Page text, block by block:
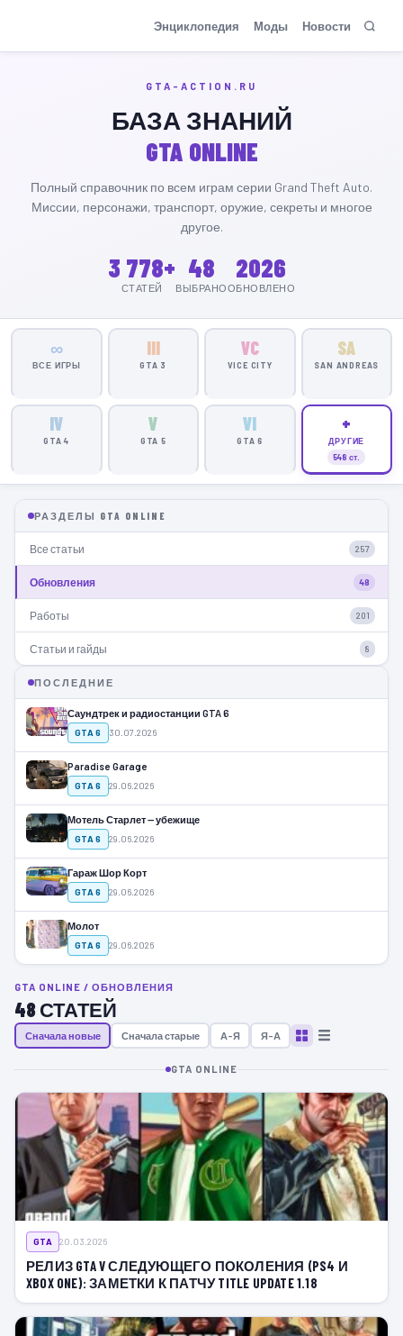
Энциклопедия Моды Новости
GTA-ACTION.RU
БАЗА ЗНАНИЙ
GTA ONLINE
Полный справочник по всем играм серии Grand Theft Auto.
Миссии, персонажи, транспорт, оружие, секреты и многое
другое.
3 778+
СТАТЕЙ
48
ВЫБРАНО
2026
ОБНОВЛЕНО
∞
ВСЕ ИГРЫ
III
GTA 3
VC
VICE CITY
SA
SAN ANDREAS
IV
GTA 4
V
GTA 5
VI
GTA 6
+
ДРУГИЕ
548 ст.
РАЗДЕЛЫ GTA ONLINE
Все статьи 257
Обновления 48
Работы 201
Статьи и гайды 8
ПОСЛЕДНИЕ
Саундтрек и радиостанции GTA 6
GTA 6 30.07.2026
Paradise Garage
GTA 6 29.06.2026
Мотель Старлет — убежище
GTA 6 29.06.2026
Гараж Шор Корт
GTA 6 29.06.2026
Молот
GTA 6 29.06.2026
GTA ONLINE / ОБНОВЛЕНИЯ
48 СТАТЕЙ
Сначала новые Сначала старые А–Я Я–А
GTA ONLINE
GTA 20.03.2026
РЕЛИЗ GTA V СЛЕДУЮЩЕГО ПОКОЛЕНИЯ (PS4 И
XBOX ONE): ЗАМЕТКИ К ПАТЧУ TITLE UPDATE 1.18